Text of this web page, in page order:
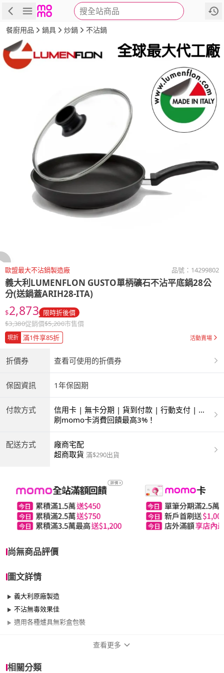
搜全站商品
商品 評價 詳情
餐廚用品 鍋具 炒鍋 不沾鍋
歐盟最大不沾鍋製造廠 品號： 14299802
義大利LUMENFLON GUSTO單柄礦石不沾平底鍋28公
分(送鍋蓋ARIH28-ITA)
$2,873 限時折後價
$3,380促銷價$5,200市售價
現折 滿1件享85折 活動賣場
折價券 查看可使用的折價券
保固資訊 1年保固期
付款方式
信用卡 | 無卡分期 | 貨到付款 | 行動支付 | 超
商付款 | ATM | 銀聯卡
刷momo卡消費回饋最高3%！
配送方式
廠商宅配
超商取貨 滿$290出貨
尚無商品評價
圖文詳情
義大利原廠製造
不沾無毒效果佳
適用各種爐具無彩盒包裝
查看更多
相關分類